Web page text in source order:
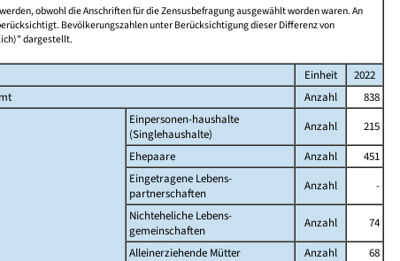
obwohl die Anschriften für die Zensusbefragung ausgewählt worden waren. An
Bevölkerungszahlen unter Berücksichtigung dieser Differenz von
dargestellt.
Einheit
2022
Anzahl
838
Einpersonen-haushalte
(Singlehaushalte)
Anzahl
215
Ehepaare
Anzahl
451
Eingetragene Lebens-
partnerschaften
Anzahl
-
Nichteheliche Lebens-
gemeinschaften
Anzahl
74
Alleinerziehende Mütter
Anzahl
68